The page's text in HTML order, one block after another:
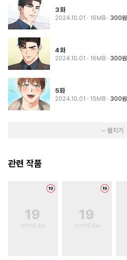
3화
2024.10.01 · 16MB 300원
4화
2024.10.01 · 16MB 300원
5화
2024.10.01 · 15MB 300원
··· 펼치기
관련 작품